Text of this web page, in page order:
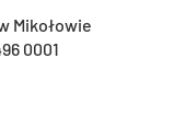
Mikołowie
0001